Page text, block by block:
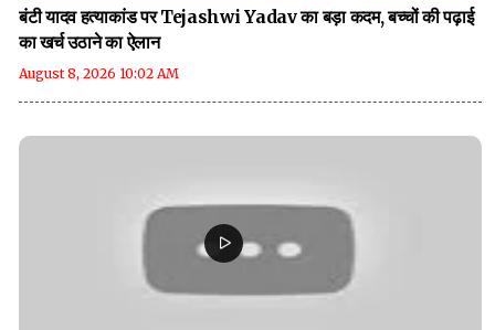
बंटी यादव हत्याकांड पर Tejashwi Yadav का बड़ा कदम, बच्चों की पढ़ाई
का खर्च उठाने का ऐलान
August 8, 2026 10:02 AM